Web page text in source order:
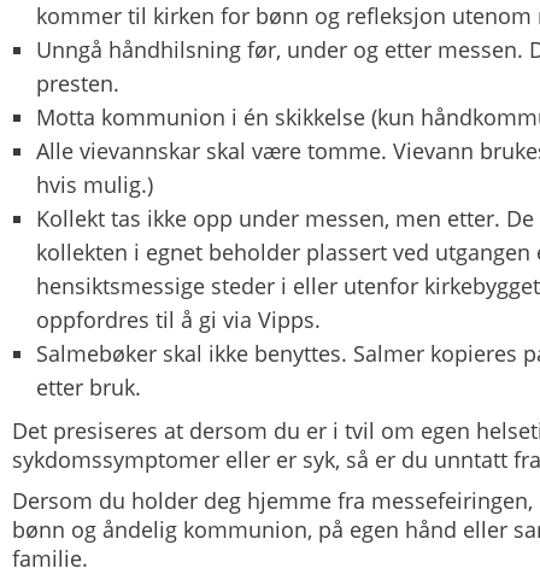
kommer til kirken for bønn og refleksjon utenom
Unngå håndhilsning før, under og etter messen.
presten.
Motta kommunion i én skikkelse (kun
Alle vievannskar skal være tomme. Vievann
hvis mulig.)
Kollekt tas ikke opp under messen, men etter.
kollekten i egnet beholder plassert ved utgangen
hensiktsmessige steder i eller utenfor
oppfordres til å gi via Vipps.
Salmebøker skal ikke benyttes. Salmer kopieres
etter bruk.
Det presiseres at dersom du er i tvil om egen
sykdomssymptomer eller er syk, så er du unntatt
Dersom du holder deg hjemme fra
bønn og åndelig kommunion, på egen hånd eller
familie.